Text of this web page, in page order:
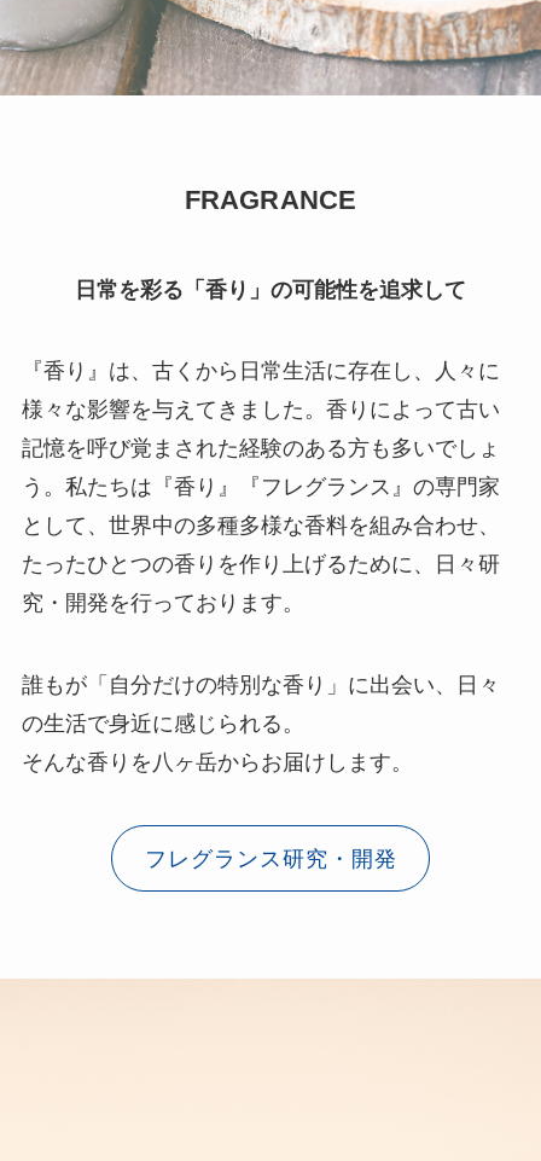
FRAGRANCE
日常を彩る「香り」の可能性を追求して
『香り』は、古くから日常生活に存在し、人々に
様々な影響を与えてきました。香りによって古い
記憶を呼び覚まされた経験のある方も多いでしょ
う。私たちは『香り』『フレグランス』の専門家
として、世界中の多種多様な香料を組み合わせ、
たったひとつの香りを作り上げるために、日々研
究・開発を行っております。
誰もが「自分だけの特別な香り」に出会い、日々
の生活で身近に感じられる。
そんな香りを八ヶ岳からお届けします。
フレグランス研究・開発